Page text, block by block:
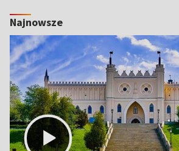
Najnowsze